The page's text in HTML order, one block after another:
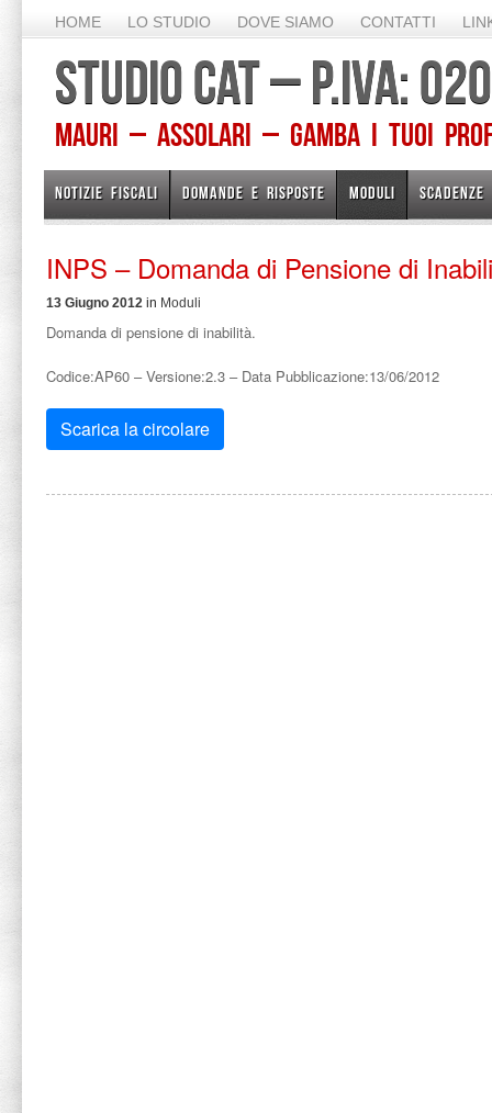
HOME LO STUDIO DOVE SIAMO CONTATTI
STUDIO CAT – P.IVA:
Mauri – Assolari – Gamba I TUOI
NOTIZIE FISCALI DOMANDE E RISPOSTE MODULI SCADENZE
INPS – Domanda di Pensione di
13 Giugno 2012 in Moduli
Domanda di pensione di inabilità.
Codice:AP60 – Versione:2.3 – Data Pubblicazione:13/06/2012
Scarica la circolare